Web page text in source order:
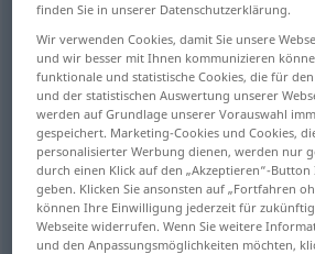
Übersicht aller Übersetzungen
(Für mehr Details die Übersetzung
Mondkalb, Einfaltspinsel, Tölpel
Träumer, jemand, der sich wie
Nachtwandler benimmt
finden Sie in unserer Datenschutzerklärung.
Wir verwenden Cookies, damit Sie unsere
und wir besser mit Ihnen kommunizieren
funktionale und statistische Cookies, die für
und der statistischen Auswertung unserer
werden auf Grundlage unserer Vorauswahl
gespeichert. Marketing-Cookies und Cookies,
personalisierter Werbung dienen, werden nur
durch einen Klick auf den „Akzeptieren“-
geben. Klicken Sie ansonsten auf „Fortfahren
können Ihre Einwilligung jederzeit für
Webseite widerrufen. Wenn Sie weitere
und den Anpassungsmöglichkeiten möchten,